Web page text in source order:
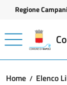
Vai ai contenuti
Vai al footer
Regione
Home
Elenco